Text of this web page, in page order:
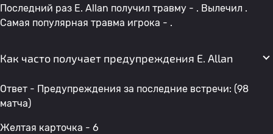
Последний раз E. Allan получил травму - . Вылечил .
Самая популярная травма игрока - .
Как часто получает предупреждения E. Allan
Ответ - Предупреждения за последние встречи: (98
матча)
Желтая карточка - 6